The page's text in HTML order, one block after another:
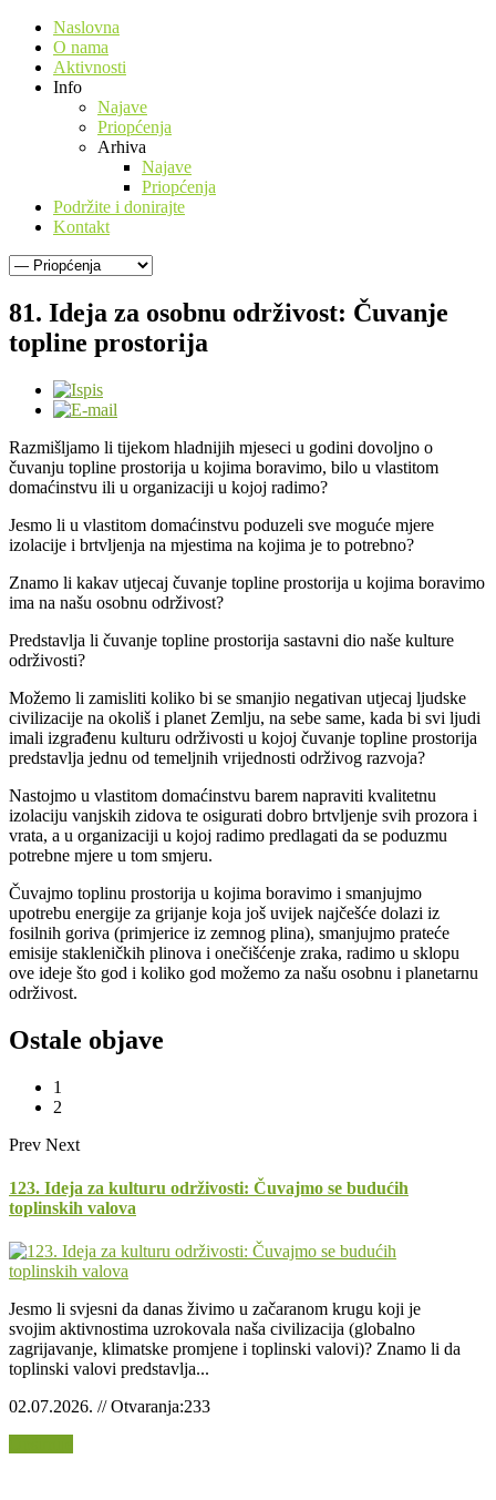
Naslovna
O nama
Aktivnosti
Info
Najave
Priopćenja
Arhiva
Najave
Priopćenja
Podržite i donirajte
Kontakt
81. Ideja za osobnu održivost: Čuvanje
topline prostorija
Razmišljamo li tijekom hladnijih mjeseci u godini dovoljno o
čuvanju topline prostorija u kojima boravimo, bilo u vlastitom
domaćinstvu ili u organizaciji u kojoj radimo?
Jesmo li u vlastitom domaćinstvu poduzeli sve moguće mjere
izolacije i brtvljenja na mjestima na kojima je to potrebno?
Znamo li kakav utjecaj čuvanje topline prostorija u kojima boravimo
ima na našu osobnu održivost?
Predstavlja li čuvanje topline prostorija sastavni dio naše kulture
održivosti?
Možemo li zamisliti koliko bi se smanjio negativan utjecaj ljudske
civilizacije na okoliš i planet Zemlju, na sebe same, kada bi svi ljudi
imali izgrađenu kulturu održivosti u kojoj čuvanje topline prostorija
predstavlja jednu od temeljnih vrijednosti održivog razvoja?
Nastojmo u vlastitom domaćinstvu barem napraviti kvalitetnu
izolaciju vanjskih zidova te osigurati dobro brtvljenje svih prozora i
vrata, a u organizaciji u kojoj radimo predlagati da se poduzmu
potrebne mjere u tom smjeru.
Čuvajmo toplinu prostorija u kojima boravimo i smanjujmo
upotrebu energije za grijanje koja još uvijek najčešće dolazi iz
fosilnih goriva (primjerice iz zemnog plina), smanjujmo prateće
emisije stakleničkih plinova i onečišćenje zraka, radimo u sklopu
ove ideje što god i koliko god možemo za našu osobnu i planetarnu
održivost.
Ostale objave
1
2
Prev Next
123. Ideja za kulturu održivosti: Čuvajmo se budućih
toplinskih valova
Jesmo li svjesni da danas živimo u začaranom krugu koji je
svojim aktivnostima uzrokovala naša civilizacija (globalno
zagrijavanje, klimatske promjene i toplinski valovi)? Znamo li da
toplinski valovi predstavlja...
02.07.2026. // Otvaranja:233